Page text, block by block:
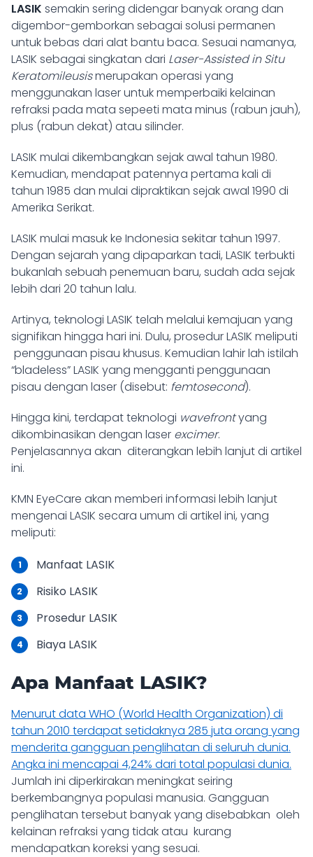
LASIK semakin sering didengar banyak orang dan
digembor-gemborkan sebagai solusi permanen
untuk bebas dari alat bantu baca. Sesuai namanya,
LASIK sebagai singkatan dari Laser-Assisted in Situ
Keratomileusismerupakan operasi yang
menggunakan laser untuk memperbaiki kelainan
refraksi pada mata sepeeti mata minus (rabun jauh),
plus (rabun dekat) atau silinder.
LASIK mulai dikembangkan sejak awal tahun 1980.
Kemudian, mendapat patennya pertama kali di
tahun 1985 dan mulai dipraktikan sejak awal 1990 di
Amerika Serikat.
LASIK mulai masuk ke Indonesia sekitar tahun 1997.
Dengan sejarah yang dipaparkan tadi, LASIK terbukti
bukanlah sebuah penemuan baru, sudah ada sejak
lebih dari 20 tahun lalu.
Artinya, teknologi LASIK telah melalui kemajuan yang
signifikan hingga hari ini. Dulu, prosedur LASIK meliputi
penggunaan pisau khusus. Kemudian lahir lah istilah
“bladeless” LASIK yang mengganti penggunaan
pisau dengan laser (disebut: femtosecond).
Hingga kini, terdapat teknologi wavefrontyang
dikombinasikan dengan laser excimer.
Penjelasannya akan diterangkan lebih lanjut di artikel
ini.
KMN EyeCare akan memberi informasi lebih lanjut
mengenai LASIK secara umum di artikel ini, yang
meliputi:
Manfaat LASIK
Risiko LASIK
Prosedur LASIK
Biaya LASIK
Apa Manfaat LASIK?
Menurut data WHO (World Health Organization) di
tahun 2010 terdapat setidaknya 285 juta orang yang
menderita gangguan penglihatan di seluruh dunia.
Angka ini mencapai 4,24% dari total populasi dunia.
Jumlah ini diperkirakan meningkat seiring
berkembangnya populasi manusia. Gangguan
penglihatan tersebut banyak yang disebabkan oleh
kelainan refraksi yang tidak atau kurang
mendapatkan koreksi yang sesuai.